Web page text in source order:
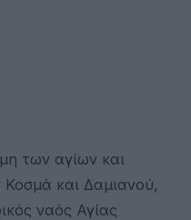
των αγίων και
και Δαμιανού,
ναός Αγίας